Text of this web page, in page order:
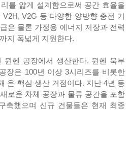
를 얇게 설계함으로써 공간 효율을
V2G 등 다양한 양방향 충전 기
은 물론 가정용 에너지 저장과 전력
지 폭넓게 지원한다.
뮌헨 공장에서 생산한다. 뮌헨 북부
장은 100년 이상 3시리즈를 비롯한
온 핵심 생산 거점이다. 지난 4년 동
로운 차체 공장과 물류 공간을 포함
축했으며 신규 건물들은 현재 최종